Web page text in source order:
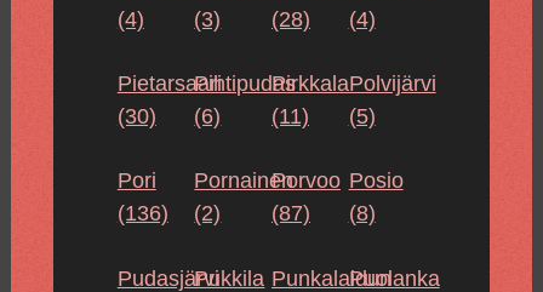
(4)
(3)
(28)
(4)
Pietarsaari
(30)
Pihtipudas
(6)
Pirkkala
(11)
Polvijärvi
(5)
Pori
(136)
Pornainen
(2)
Porvoo
(87)
Posio
(8)
PudasjärviPukkila PunkalaidunPuolanka